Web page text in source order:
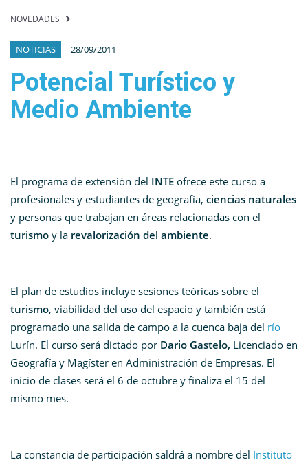
NOVEDADES
NOTICIAS 28/09/2011
Potencial Turístico y
Medio Ambiente
El programa de extensión del INTE ofrece este curso a
profesionales y estudiantes de geografía, ciencias naturales
y personas que trabajan en áreas relacionadas con el
turismo y la revalorización del ambiente.
El plan de estudios incluye sesiones teóricas sobre el
turismo, viabilidad del uso del espacio y también está
programado una salida de campo a la cuenca baja del río
Lurín. El curso será dictado por Dario Gastelo, Licenciado en
Geografía y Magíster en Administración de Empresas. El
inicio de clases será el 6 de octubre y finaliza el 15 del
mismo mes.
La constancia de participación saldrá a nombre del Instituto